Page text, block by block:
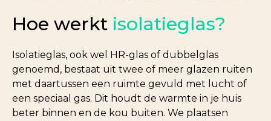
Hoe werkt isolatieglas?
Isolatieglas, ook wel HR-glas of dubbelglas
genoemd, bestaat uit twee of meer glazen ruiten
met daartussen een ruimte gevuld met lucht of
een speciaal gas. Dit houdt de warmte in je huis
beter binnen en de kou buiten. We plaatsen